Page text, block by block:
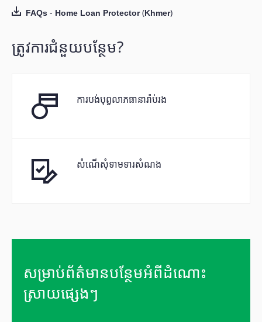
FAQs - Home Loan Protector (Khmer)
ត្រូវការជំនួយបន្ថែម?
ការបង់បុព្វលាភធានារ៉ាប់រង
សំណើសុំទាមទារសំណង
សម្រាប់ព័ត៌មានបន្ថែមអំពីដំណោះ
ស្រាយផ្សេងៗ